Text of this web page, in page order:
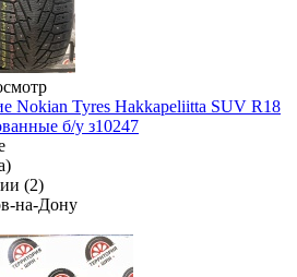
Nokian Tyres Hakkapeliitta SUV R18
б/у з10247
(2)
на-Дону